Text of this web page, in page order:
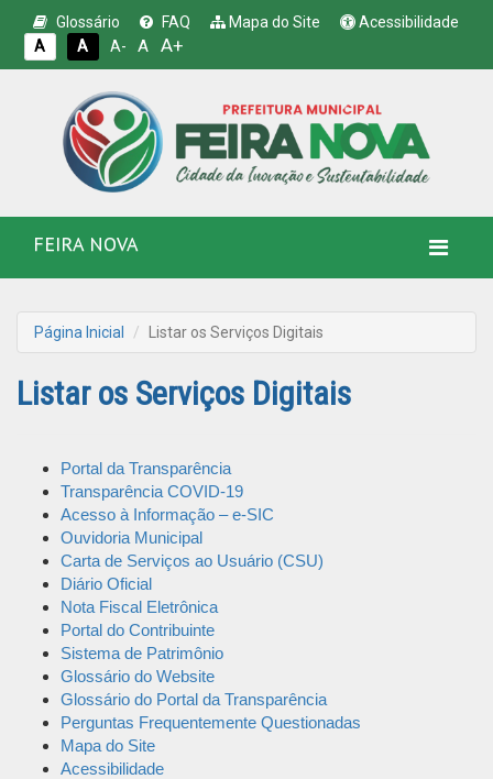
Glossário FAQ Mapa do Site
Acessibilidade
A
A A- A A+
FEIRA NOVA
Página Inicial Listar os Serviços Digitais
Listar os Serviços Digitais
Portal da Transparência
Transparência COVID-19
Acesso à Informação – e-SIC
Ouvidoria Municipal
Carta de Serviços ao Usuário (CSU)
Diário Oficial
Nota Fiscal Eletrônica
Portal do Contribuinte
Sistema de Patrimônio
Glossário do Website
Glossário do Portal da Transparência
Perguntas Frequentemente Questionadas
Mapa do Site
Acessibilidade